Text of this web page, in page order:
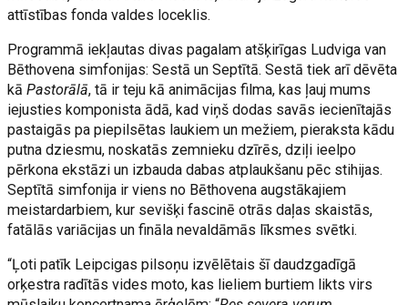
attīstības fonda valdes loceklis.
Programmā iekļautas divas pagalam atšķirīgas Ludviga van
Bēthovena simfonijas: Sestā un Septītā. Sestā tiek arī dēvēta
kāPastorālā, tā ir teju kā animācijas filma, kas ļauj mums
iejusties komponista ādā, kad viņš dodas savās iecienītajās
pastaigās pa piepilsētas laukiem un mežiem, pieraksta kādu
putna dziesmu, noskatās zemnieku dzīrēs, dziļi ieelpo
pērkona ekstāzi un izbauda dabas atplaukšanu pēc stihijas.
Septītā simfonija ir viens no Bēthovena augstākajiem
meistardarbiem, kur sevišķi fascinē otrās daļas skaistās,
fatālās variācijas un fināla nevaldāmās līksmes svētki.
“Ļoti patīk Leipcigas pilsoņu izvēlētais šī daudzgadīgā
orķestra radītās vides moto, kas lieliem burtiem likts virs